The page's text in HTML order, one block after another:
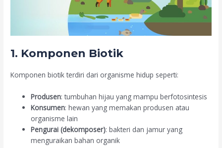
1. Komponen Biotik
Komponen biotik terdiri dari organisme hidup seperti:
Produsen: tumbuhan hijau yang mampu berfotosintesis
Konsumen: hewan yang memakan produsen atau
organisme lain
Pengurai (dekomposer): bakteri dan jamur yang
menguraikan bahan organik